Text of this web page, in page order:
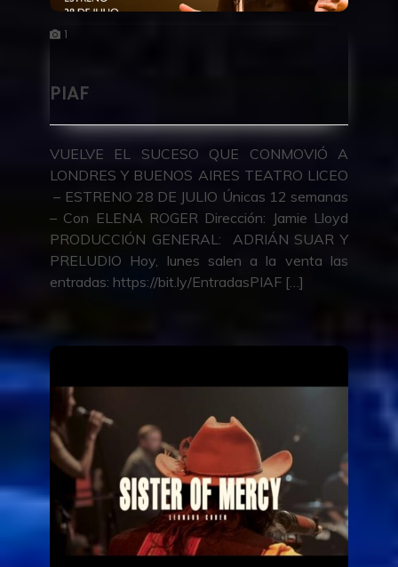
1
PIAF
VUELVE EL SUCESO QUE CONMOVIÓ A
LONDRES Y BUENOS AIRES TEATRO LICEO
– ESTRENO 28 DE JULIO Únicas 12 semanas
– Con ELENA ROGER Dirección: Jamie Lloyd
PRODUCCIÓN GENERAL: ADRIÁN SUAR Y
PRELUDIO Hoy, lunes salen a la venta las
entradas: https://bit.ly/EntradasPIAF […]